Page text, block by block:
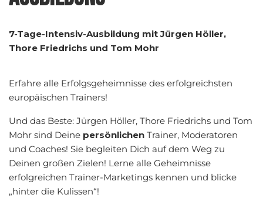
7-Tage-Intensiv-Ausbildung mit Jürgen Höller,
Thore Friedrichs und Tom Mohr
Erfahre alle Erfolgsgeheimnisse des erfolgreichsten
europäischen Trainers!
Und das Beste: Jürgen Höller, Thore Friedrichs und Tom
Mohr sind Deine persönlichen Trainer, Moderatoren
und Coaches! Sie begleiten Dich auf dem Weg zu
Deinen großen Zielen! Lerne alle Geheimnisse
erfolgreichen Trainer-Marketings kennen und blicke
„hinter die Kulissen“!